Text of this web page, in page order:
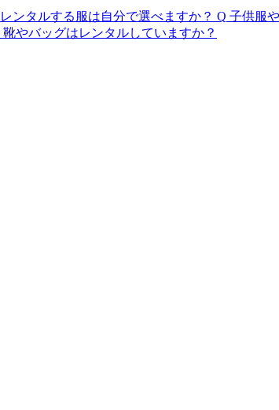
レンタルする服は自分で選べますか？ Q 子供服
靴やバッグはレンタルしていますか？